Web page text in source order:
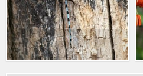
Rosalia alpina
7 Ιουλ. 2021